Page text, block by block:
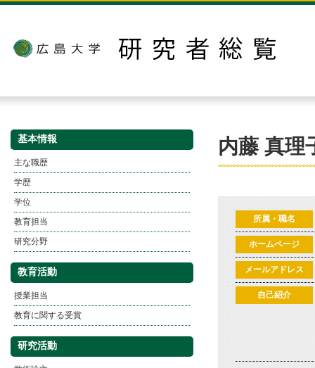
基本情報
主な職歴
学歴
学位
教育担当
研究分野
教育活動
授業担当
教育に関する受賞
研究活動
内藤 真理
所属・職名
ホームページ
メールアドレス
自己紹介